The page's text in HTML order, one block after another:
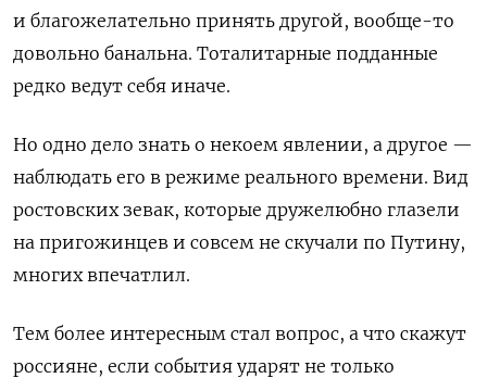
и благожелательно принять другой, вообще-то
довольно банальна. Тоталитарные подданные
редко ведут себя иначе.
Но одно дело знать о некоем явлении, а другое —
наблюдать его в режиме реального времени. Вид
ростовских зевак, которые дружелюбно глазели
на пригожинцев и совсем не скучали по Путину,
многих впечатлил.
Тем более интересным стал вопрос, а что скажут
россияне, если события ударят не только